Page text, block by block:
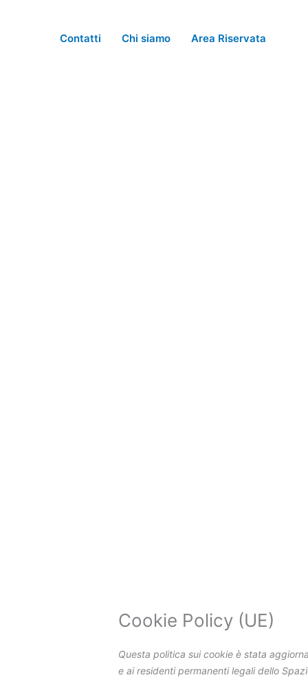
Contatti Chi siamo Area Riservata
Cookie Policy (UE)
Questa politica sui cookie è stata
e ai residenti permanenti legali dello